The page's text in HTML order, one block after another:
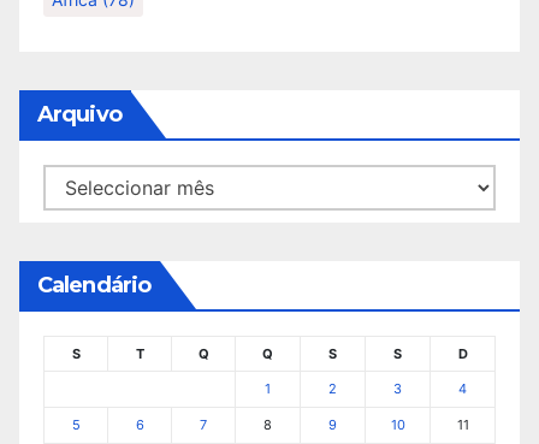
Arquivo
Arquivo
Calendário
S T Q Q S S D
1 2 3 4
5 6 7 8 9 10 11